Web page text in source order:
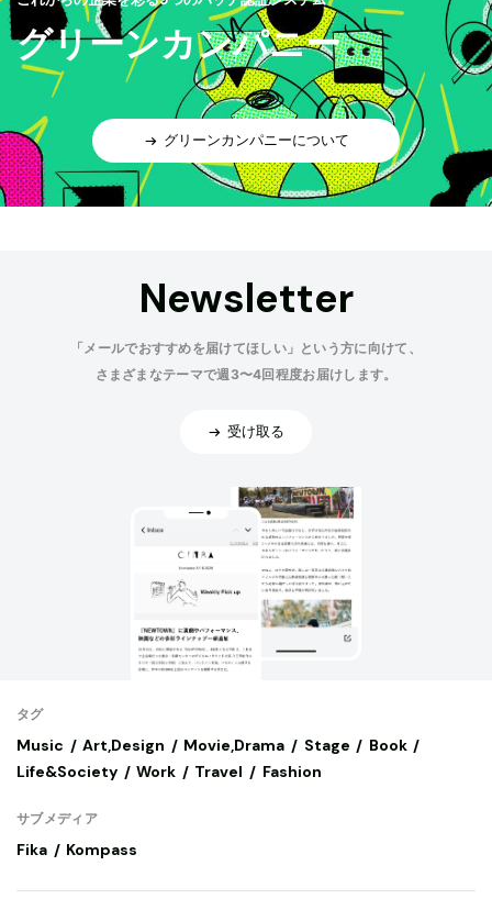
グリーンカンパニー
グリーンカンパニーについて
Newsletter
「メールでおすすめを届けてほしい」という方に向けて、
さまざまなテーマで週3〜4回程度お届けします。
受け取る
タグ
Music Art,Design Movie,Drama Stage
Book
Life&Society
Work Travel Fashion
サブメディア
Fika Kompass